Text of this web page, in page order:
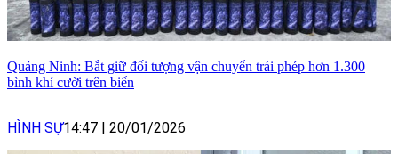
Quảng Ninh: Bắt giữ đối tượng vận chuyển trái phép hơn 1.300
bình khí cười trên biển
HÌNH SỰ14:47 | 20/01/2026